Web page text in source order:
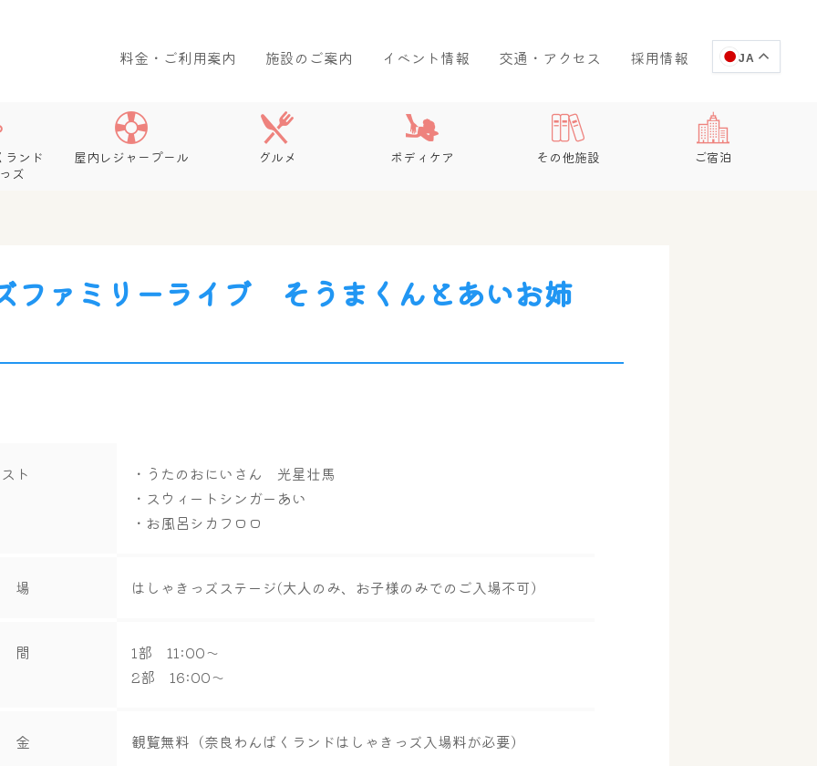
料金・ご利用案内 施設のご案内 イベント情報 交通・アクセス 採用情報 JA
ランド
ズ
屋内レジャープール グルメ ボディケア その他施設 ご宿泊
ファミリーライブ そうまくんとあいお姉
ト
・うたのおにいさん 光星壮馬
・スウィートシンガーあい
・お風呂シカフロロ
場 はしゃきっズステージ(大人のみ、お子様のみでのご入場不可）
間
1部 11:00～
2部 16:00～
金 観覧無料（奈良わんぱくランドはしゃきっズ入場料が必要）